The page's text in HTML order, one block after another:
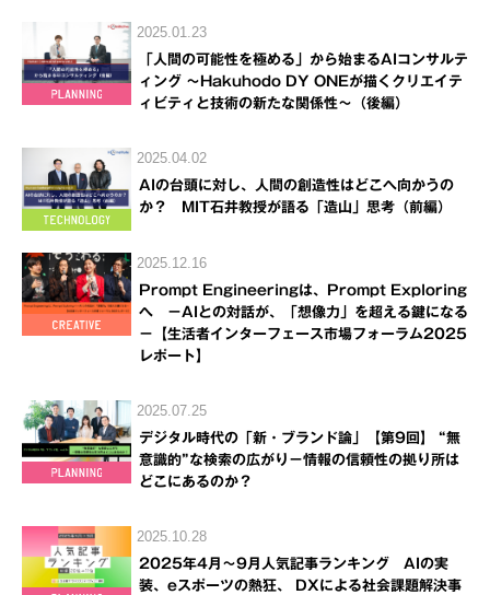
2025.01.23
「人間の可能性を極める」から始まるAIコンサルテ
ィング ～Hakuhodo DY ONEが描くクリエイテ
ィビティと技術の新たな関係性～（後編）
2025.04.02
AIの台頭に対し、人間の創造性はどこへ向かうの
か？ MIT石井教授が語る「造山」思考（前編）
2025.12.16
Prompt Engineeringは、Prompt Exploring
へ －AIとの対話が、「想像力」を超える鍵になる
－【生活者インターフェース市場フォーラム2025
レポート】
2025.07.25
デジタル時代の「新・ブランド論」【第9回】 “無
意識的”な検索の広がり－情報の信頼性の拠り所は
どこにあるのか？
2025.10.28
2025年4月～9月人気記事ランキング AIの実
装、eスポーツの熱狂、 DXによる社会課題解決事